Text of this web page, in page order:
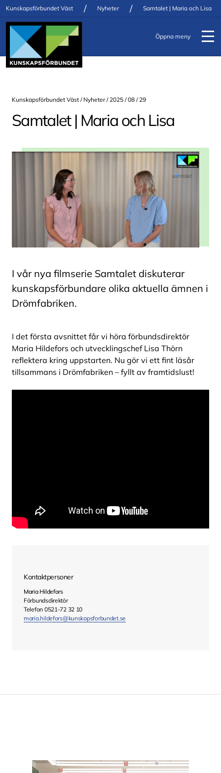
Kunskapsförbundet Väst / Nyheter / Samtalet | Maria och Lisa
Öppna meny
Kunskapsförbundet Väst / Nyheter/ 2025 / 08 / 29
Samtalet | Maria och Lisa
I vår nya filmserie Samtalet diskuterar
kunskapsförbundare olika aktuella ämnen i
Drömfabriken.
I det första avsnittet får vi höra förbundsdirektör
Maria Hildefors och utvecklingschef Lisa Thörn
reflektera kring uppstarten. Nu gör vi ett fint läsår
tillsammans i Drömfabriken – fyllt av framtidslust!
Kontaktpersoner
Maria Hildefors
Förbundsdirektör
Telefon 0521-72 32 10
maria.hildefors@kunskapsforbundet.se